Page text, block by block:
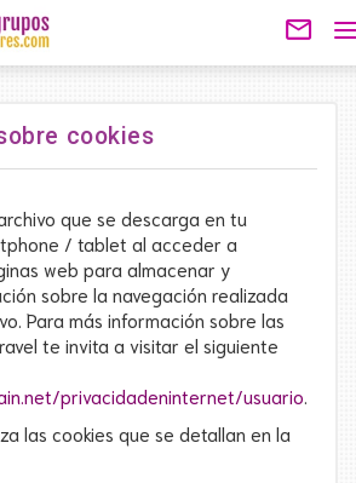
mail_outline
cookies
que se descarga en tu
/ tablet al acceder a
web para almacenar y
sobre la navegación realizada
Para más información sobre las
te invita a visitar el siguiente
privacidadeninternet/usuario.
las cookies que se detallan en la